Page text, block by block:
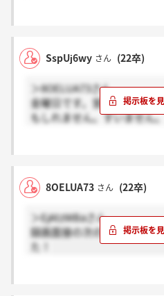
SspUj6wy さん (22卒)
＞8OELUA73さん
金曜日です。営業日一日前
もしれません。すいません
8OELUA73 さん (22卒)
＞EjAtzWBaさん
録画面接の次のステップで
た！